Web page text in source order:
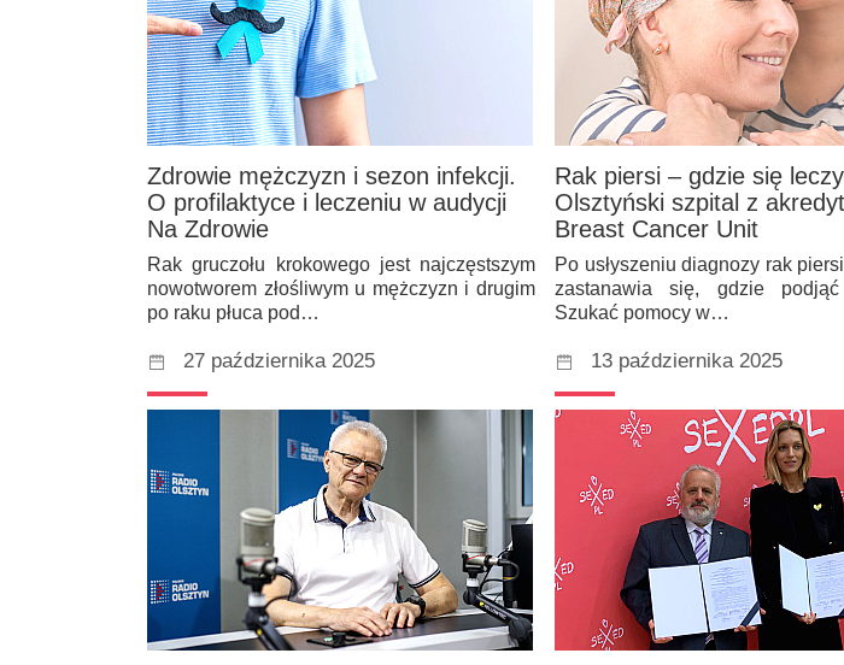
Zdrowie mężczyzn i sezon infekcji.
O profilaktyce i leczeniu w audycji
Na Zdrowie
Rak gruczołu krokowego jest najczęstszym
nowotworem złośliwym u mężczyzn i drugim
po raku płuca pod…
Rak piersi – gdzie się
Olsztyński szpital z
Breast Cancer Unit
Po usłyszeniu diagnozy rak
zastanawia się, gdzie podjąć
Szukać pomocy w…
27 października 2025 13 października 2025